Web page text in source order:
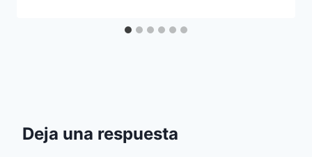
Deja una respuesta